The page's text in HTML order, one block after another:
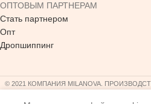
ОПТОВЫМ ПАРТНЕРАМ
Стать партнером
Опт
Дропшиппинг
© 2021 КОМПАНИЯ MILANOVA.